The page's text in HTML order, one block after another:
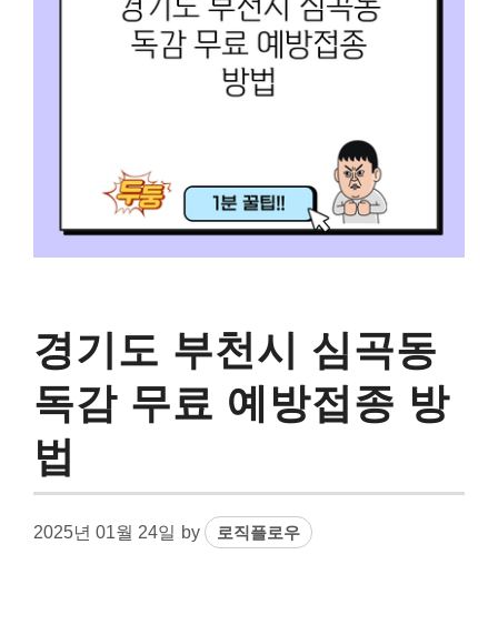
경기도 부천시 심곡동
독감 무료 예방접종 방
법
2025년 01월 24일 by 로직플로우